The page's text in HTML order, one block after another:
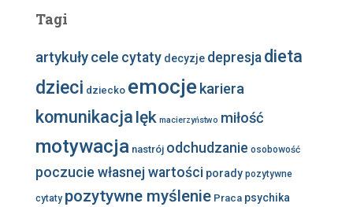
Tagi
artykułycele cytaty decyzje depresja dieta
dzieci dziecko emocje kariera
komunikacja lęk macierzyństwo miłość
motywacja nastrój odchudzanie osobowość
poczucie własnej wartości porady pozytywne
cytaty pozytywne myślenie Praca psychika